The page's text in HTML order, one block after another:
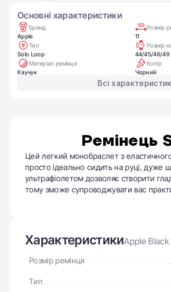
Основні характеристики
Бренд
Apple
Розмір
11
Тип
Solo Loop
Розмір
44/45/46/
Матеріал ремінця
Каучук
Колір
Чорний
Всі
Ремінець
Цей легкий монобраслет з
просто ідеально сидить на руці, дуже
ультрафіолетом дозволяє створити
тому зможе супроводжувати вас
ХарактеристикиApple
Розмір ремінця
Тип